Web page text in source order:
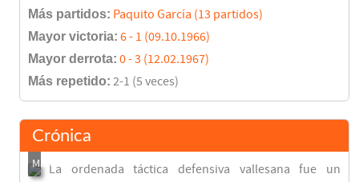
Más partidos: Paquito García (13 partidos)
Mayor victoria: 6 - 1 (09.10.1966)
Mayor derrota: 0 - 3 (12.02.1967)
Más repetido: 2-1 (5 veces)
Crónica
La ordenada táctica defensiva vallesana fue un